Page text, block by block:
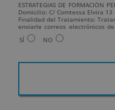
ESTRATEGIAS DE FORMACIÓN
Domicilio: C/ Comtessa Elvira
Finalidad del Tratamiento:
enviarle correos electrónicos
ofrecidos y otros tipo de
Legitimación del tratamiento:
Para más información consulte
SÍ NO